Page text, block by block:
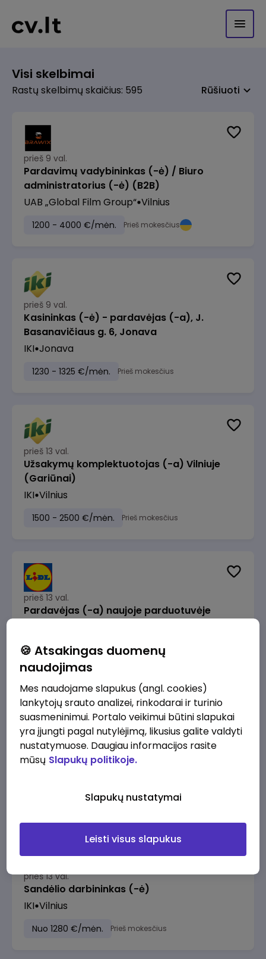
Visi skelbimai
Rastų skelbimų skaičius: 595 Rūšiuoti
prieš 9 val.
Pardavimų vadybininkas (-ė) / Biuro
administratorius (-ė) (B2B)
UAB „Global Film Group“ Vilnius
1200 - 4000 €/mėn. Prieš mokesčius
prieš 9 val.
Kasininkas (-ė) - pardavėjas (-a), J.
Basanavičiaus g. 6, Jonava
IKI Jonava
1230 - 1325 €/mėn. Prieš mokesčius
prieš 13 val.
Užsakymų komplektuotojas (-a) Vilniuje
(Gariūnai)
IKI Vilnius
1500 - 2500 €/mėn. Prieš mokesčius
prieš 13 val.
Pardavėjas (-a) naujoje parduotuvėje
1715 - 2170 €/mėn.
prieš 13 val.
Darbo užmokesčio buhalteris(ė)
3000 - 3650 €/mėn. Prieš mokesčius
prieš 13 val.
Sandėlio darbininkas (-ė)
IKI Vilnius
Nuo 1280 €/mėn. Prieš mokesčius
🍪 Atsakingas duomenų
naudojimas
Mes naudojame slapukus (angl. cookies)
lankytojų srauto analizei, rinkodarai ir turinio
suasmeninimui. Portalo veikimui būtini slapukai
yra įjungti pagal nutylėjimą, likusius galite valdyti
nustatymuose. Daugiau informacijos rasite
mūsų Slapukų politikoje.
Slapukų nustatymai
Leisti visus slapukus